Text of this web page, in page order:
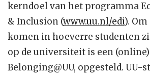
kerndoel van het programma
& Inclusion (www.uu.nl/edi).
komen in hoeverre studenten
op de universiteit is een
Belonging@UU, opgesteld. UU-